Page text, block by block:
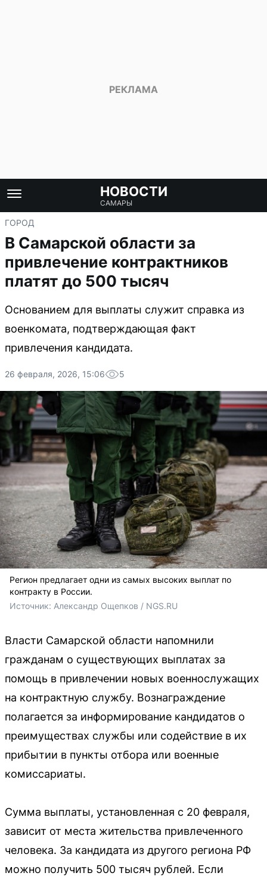
НОВОСТИ
САМАРЫ
ГОРОД
В Самарской области за
привлечение контрактников
платят до 500 тысяч
Основанием для выплаты служит справка из
военкомата, подтверждающая факт
привлечения кандидата.
26 февраля, 2026, 15:06 5
Регион предлагает одни из самых высоких выплат по
контракту в России.
Источник: Александр Ощепков / NGS.RU
Власти Самарской области напомнили
гражданам о существующих выплатах за
помощь в привлечении новых военнослужащих
на контрактную службу. Вознаграждение
полагается за информирование кандидатов о
преимуществах службы или содействие в их
прибытии в пункты отбора или военные
комиссариаты.
Сумма выплаты, установленная с 20 февраля,
зависит от места жительства привлеченного
человека. За кандидата из другого региона РФ
можно получить 500 тысяч рублей. Если